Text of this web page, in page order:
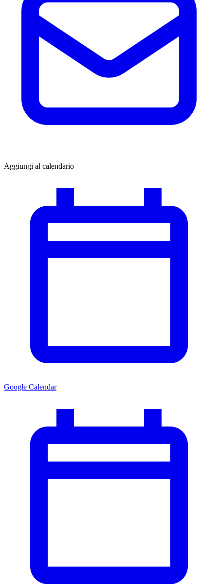
Aggiungi al calendario
Google Calendar